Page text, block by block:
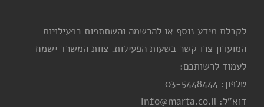
לקבלת מידע נוסף או להרשמה והשתתפות בפעילויות
המועדון צרו קשר בשעות הפעילות. צוות המשרד ישמח
לעמוד לרשותכם:
טלפון: 03-5448444
דוא"ל: info@marta.co.il